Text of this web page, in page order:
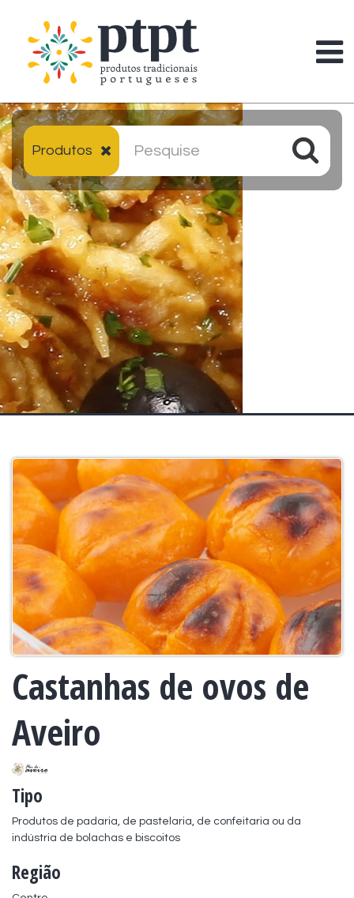
Produtos
Castanhas de ovos de
Aveiro
Tipo
Produtos de padaria, de pastelaria, de confeitaria ou da
indústria de bolachas e biscoitos
Região